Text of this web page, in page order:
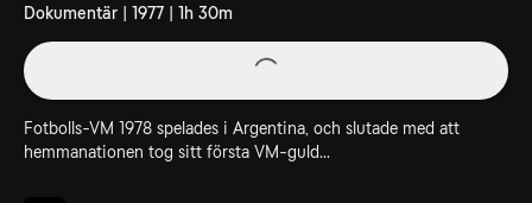
Dokumentär | 1977 | 1h 30m
Fotbolls-VM 1978 spelades i Argentina, och slutade med att
hemmanationen tog sitt första VM-guld...